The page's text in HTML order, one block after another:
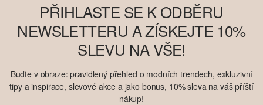
PŘIHLASTE SE K ODBĚRU
NEWSLETTERU A ZÍSKEJTE 10%
SLEVU NA VŠE!
Buďte v obraze: pravidlený přehled o modních trendech, exkluzivní
tipy a inspirace, slevové akce a jako bonus, 10% sleva na váš příští
nákup!